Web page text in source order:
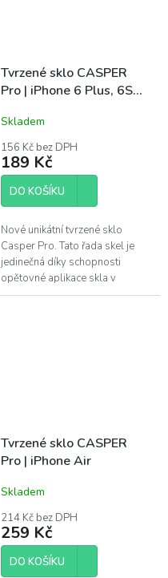
Tvrzené sklo CASPER
Pro | iPhone 6 Plus, 6S
Skladem
156 Kč bez DPH
189 Kč
DO KOŠÍKU
Nové unikátní tvrzené sklo
Casper Pro. Tato řada skel je
jedinečná díky schopnosti
opětovné aplikace skla v
případě špatného
Tvrzené sklo CASPER
Pro | iPhone Air
Skladem
214 Kč bez DPH
259 Kč
DO KOŠÍKU